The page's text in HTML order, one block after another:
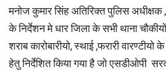
मनोज कुमार सिंह अतिरिक्त पुलिस अधीक्षक
के निर्देशन मे धार जिला के सभी थाना
शराब कारोबारीयो, स्थाई ,फरारी वारण्टीयो
हेतु निर्देशित किया गया है जो एसडीओपी